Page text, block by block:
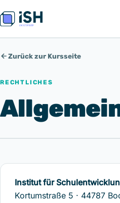
Zurück zur Kursseite
RECHTLICHES
Institut für
Kortumstraße 5 · 44787